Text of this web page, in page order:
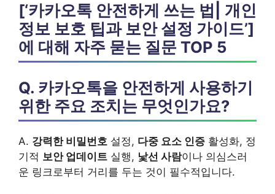
[‘카카오톡 안전하게 쓰는 법| 개인
정보 보호 팁과 보안 설정 가이드’]
에 대해 자주 묻는 질문 TOP 5
Q. 카카오톡을 안전하게 사용하기
위한 주요 조치는 무엇인가요?
A. 강력한 비밀번호 설정, 다중 요소 인증 활성화, 정
기적 보안 업데이트 실행, 낯선 사람이나 의심스러
운 링크로부터 거리를 두는 것이 필수적입니다.